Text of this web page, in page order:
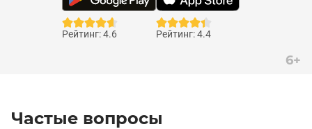
Рейтинг: 4.6 Рейтинг: 4.4
6+
Частые вопросы